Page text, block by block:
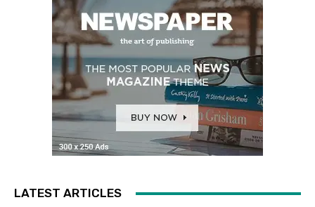
LATEST ARTICLES